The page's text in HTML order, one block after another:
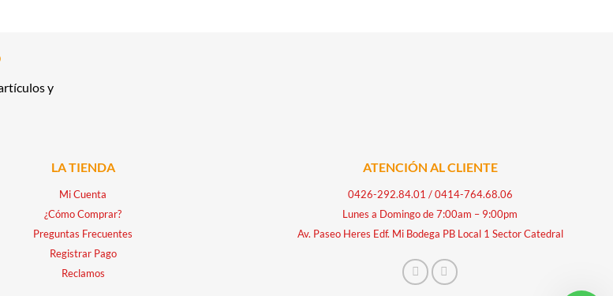
y
LA TIENDA
Mi Cuenta
¿Cómo Comprar?
Preguntas Frecuentes
Registrar Pago
Reclamos
ATENCIÓN AL CLIENTE
0426-292.84.01 /0414-764.68.06
Lunes a Domingo de 7:00am – 9:00pm
Av. Paseo Heres Edf. Mi Bodega PB Local 1 Sector Catedral